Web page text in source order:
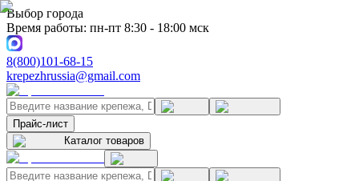
Выбор города
Время работы: пн-пт 8:30 - 18:00 мск
8(800)101-68-15
krepezhrussia@gmail.com
Прайс-лист
Каталог товаров